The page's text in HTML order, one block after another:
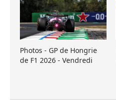
Photos - GP de Hongrie
de F1 2026 - Vendredi